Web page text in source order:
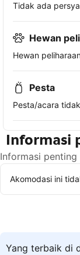
Tidak ada
Hewan
Hewan
Pesta
Pesta/acara
Informasi
Informasi
Akomodasi ini
Yang terbaik di